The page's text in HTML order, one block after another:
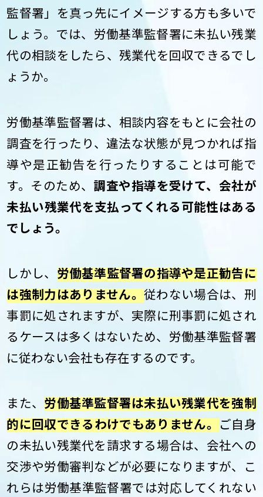
監督署」を真っ先にイメージする方も多いで
しょう。では、労働基準監督署に未払い残業
代の相談をしたら、残業代を回収できるでし
ょうか。
労働基準監督署は、相談内容をもとに会社の
調査を行ったり、違法な状態が見つかれば指
導や是正勧告を行ったりすることは可能で
す。そのため、 調査や指導を受けて、会社が
未払い残業代を支払ってくれる可能性はある
でしょう。
しかし、 労働基準監督署の指導や是正勧告に
は強制力はありません。従わない場合は、刑
事罰に処されますが、実際に刑事罰に処され
るケースは多くはないため、労働基準監督署
に従わない会社も存在するのです。
また、労働基準監督署は未払い残業代を強制
的に回収できるわけでもありません。ご自身
の未払い残業代を請求する場合は、会社への
交渉や労働審判などが必要になりますが、こ
れらは労働基準監督署では対応してくれない